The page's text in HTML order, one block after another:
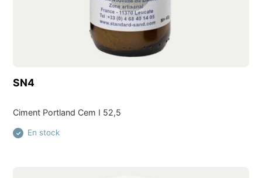
SN4
Ciment Portland Cem I 52,5
✓ En stock